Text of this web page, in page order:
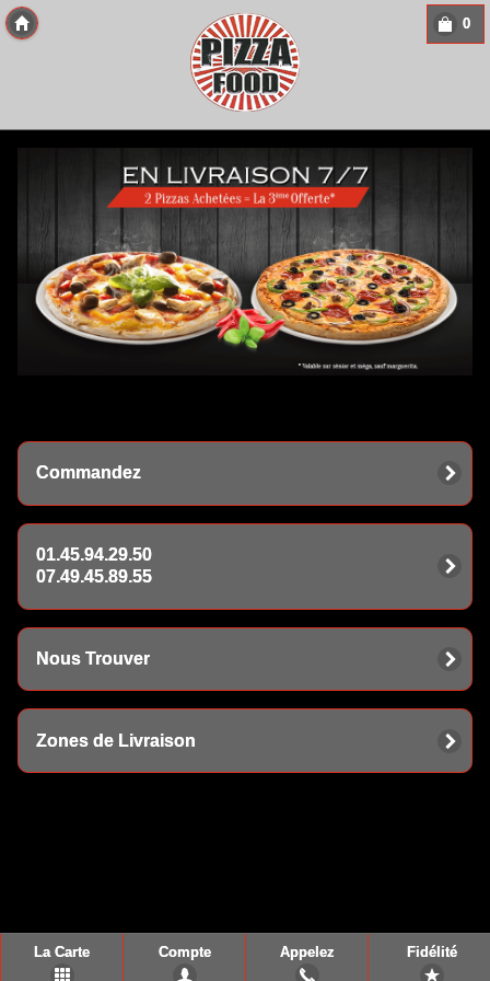
0
Commandez
01.45.94.29.50
07.49.45.89.55
Nous Trouver
Zones de Livraison
La Carte Compte Appelez Fidélité
Copyright 2013 Des-Click Com